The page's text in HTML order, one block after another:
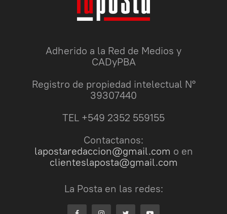
Adherido a la Red de Medios y
CADyPBA
Registro de propiedad intelectual N°
39307440
TEL +549 2352 559155
Contactanos:
lapostaredaccion@gmail.com o en
clienteslaposta@gmail.com
La Posta en las redes: